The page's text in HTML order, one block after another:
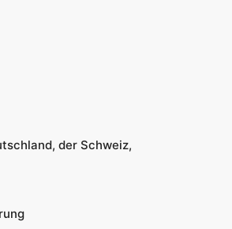
der Schweiz,